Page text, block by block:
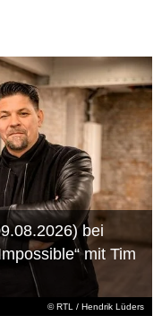
©RTL / Hendrik Lüders
bei
mit Tim